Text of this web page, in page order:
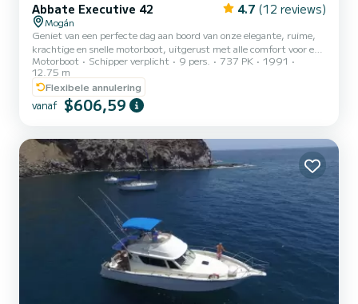
Abbate Executive 42 4.7 (12 reviews)
Mogán
Geniet van een perfecte dag aan boord van onze elegante, ruime,
krachtige en snelle motorboot, uitgerust met alle comfort voor een
perfecte dagtocht langs de charmante kust van Gran Canaria en
zijn romantische stranden. Een tijd van volledige ontspanning,
zwemmen in een kristalheldere zee en het ontdekken van
verborgen baaien. De enorme kussens aan de boeg en het
achterschip maken het mogelijk om comfortabel te zonnen, zelfs
o...
Motorboot Schipper verplicht 9 pers. 737 PK
1991
12.75 m
Flexibele annulering
vanaf $606,59